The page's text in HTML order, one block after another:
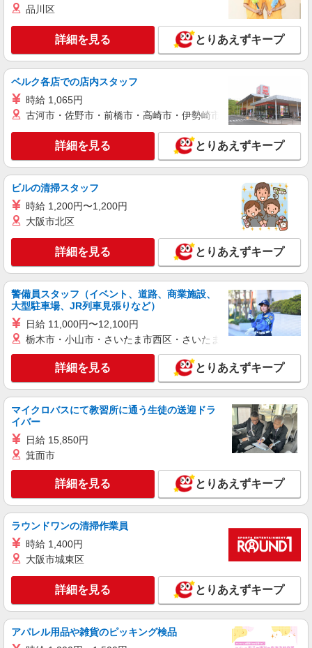
株式会社kotrio /●SD-H-2066276
≪石巻市≫日勤のみ＆残業ナシ！お迎えに間に
合うデイサービス
時給1350円〜2062円 ＜日払い有/週払い有/交
通費全支給(ガソリン代含む)＞
石巻市
キープ 詳細を見る
株式会社kotrio /●SD-H-2066524
石巻市｜未経験でも大丈夫◎研修が手厚い有料
住宅の介護♪
時給1350円〜2062円 ＜日払い有/週払い有/交
石巻市
キープ 詳細を見る
派遣社員
株式会社kotrio /●SD-H-2066235
≪石巻市≫夜勤なし！未経験・ブランクOKの
デイスタッフ
時給1350円〜2062円 ＜日払い有/週払い有/交
通費全支給(ガソリン代含む)＞
石巻市
詳細を見る
派遣社員
株式会社kotrio /●SD-H-1975309
石巻市｜小さなグループホームで家事や生活の
サポート！
時給1350円〜2062円 ＜日払い有/週払い有/交
通費全支給(ガソリン代含む)＞
キープ 詳細を見る
株式会社kotrio /●SD-H-2066609
石巻市＊年齢不問◎未経験から安定した業界へ
品川区
詳細を見る とりあえずキープ
ベルク各店での店内スタッフ
時給 1,065円
古河市・佐野市・前橋市・高崎市・伊勢崎市・太田市・館林市
詳細を見る とりあえずキープ
ビルの清掃スタッフ
時給 1,200円〜1,200円
大阪市北区
詳細を見る とりあえずキープ
警備員スタッフ（イベント、道路、商業施設、
大型駐車場、JR列車見張りなど）
日給 11,000円〜12,100円
栃木市・小山市・さいたま市西区・さいたま市岩槻区・久喜市・
詳細を見る とりあえずキープ
マイクロバスにて教習所に通う生徒の送迎ドラ
イバー
日給 15,850円
箕面市
詳細を見る とりあえずキープ
ラウンドワンの清掃作業員
時給 1,400円
大阪市城東区
詳細を見る とりあえずキープ
アパレル用品や雑貨のピッキング検品